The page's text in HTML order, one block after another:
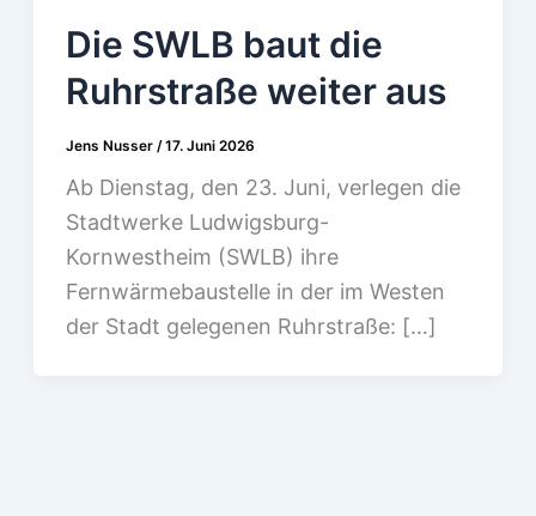
Die SWLB baut die
Ruhrstraße weiter aus
Jens Nusser /17. Juni 2026
Ab Dienstag, den 23. Juni, verlegen die
Stadtwerke Ludwigsburg-
Kornwestheim (SWLB) ihre
Fernwärmebaustelle in der im Westen
der Stadt gelegenen Ruhrstraße: […]